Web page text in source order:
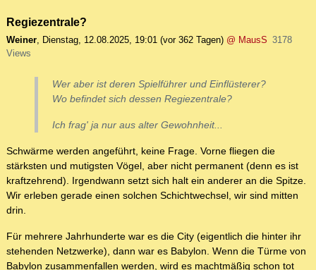
Regiezentrale?
Weiner, Dienstag, 12.08.2025, 19:01 (vor 362 Tagen) @ MausS 3178
Views
Wer aber ist deren Spielführer und Einflüsterer?
Wo befindet sich dessen Regiezentrale?
Ich frag' ja nur aus alter Gewohnheit...
Schwärme werden angeführt, keine Frage. Vorne fliegen die
stärksten und mutigsten Vögel, aber nicht permanent (denn es ist
kraftzehrend). Irgendwann setzt sich halt ein anderer an die Spitze.
Wir erleben gerade einen solchen Schichtwechsel, wir sind mitten
drin.
Für mehrere Jahrhunderte war es die City (eigentlich die hinter ihr
stehenden Netzwerke), dann war es Babylon. Wenn die Türme von
Babylon zusammenfallen werden, wird es machtmäßig schon tot